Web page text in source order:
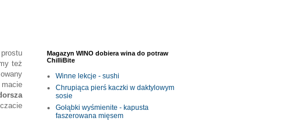
też
Magazyn WINO dobiera wina do potraw
ChilliBite
Winne lekcje - sushi
Chrupiąca pierś kaczki w daktylowym
sosie
Gołąbki wyśmienite - kapusta
faszerowana mięsem